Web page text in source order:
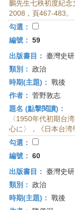
鵬先生七秩初度紀念
2008，頁467-483。
勾選：
編號： 59
出版書目： 臺灣史
類別： 政治
時期(主題)： 戰後
作者： 菅野敦志
題名 (點擊閱讀)：
〈1950年代初期台
心に〉，《日本台湾
勾選：
編號： 60
出版書目： 臺灣史
類別： 政治
時期(主題)： 戰後